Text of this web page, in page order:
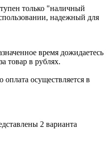
только "наличный
надежный для
время дожидаетесь
товар в рублях.
осуществляется в
2 варианта